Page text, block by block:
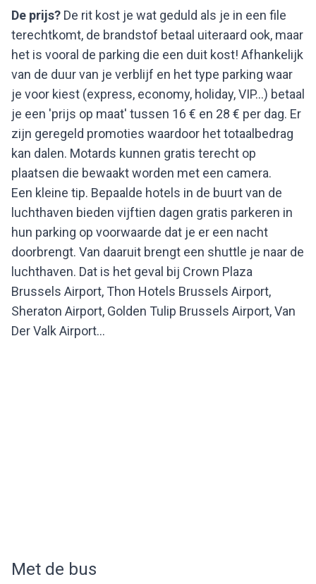
De prijs? De rit kost je wat geduld als je in een file
terechtkomt, de brandstof betaal uiteraard ook, maar
het is vooral de parking die een duit kost! Afhankelijk
van de duur van je verblijf en het type parking waar
je voor kiest (express, economy, holiday, VIP…) betaal
je een 'prijs op maat' tussen 16 € en 28 € per dag. Er
zijn geregeld promoties waardoor het totaalbedrag
kan dalen. Motards kunnen gratis terecht op
plaatsen die bewaakt worden met een camera.
Een kleine tip. Bepaalde hotels in de buurt van de
luchthaven bieden vijftien dagen gratis parkeren in
hun parking op voorwaarde dat je er een nacht
doorbrengt. Van daaruit brengt een shuttle je naar de
luchthaven. Dat is het geval bij Crown Plaza
Brussels Airport, Thon Hotels Brussels Airport,
Sheraton Airport, Golden Tulip Brussels Airport, Van
Der Valk Airport...
Met de bus